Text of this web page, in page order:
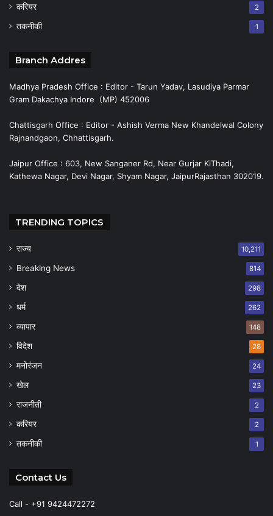
करियर 2
तकनीकी 1
Branch Addres
Madhya Pradesh Office : Editor - Tarun Yadav, Lasudiya Parmar
Gram Dakachya Indore (MP) 452006
Chattisgarh Office : Editor - Ashish Verma New Khandelwal Colony
Rajnandgaon, Chhattisgarh.
Jaipur Office : 603, New Sanganer Rd, Near Gurjar KiThadi,
Kathewa Nagar, Devi Nagar, Shyam Nagar, JaipurRajasthan 302019.
TRENDING TOPICS
राज्य 10,211
Breaking News 814
देश 298
धर्म 262
व्यापार 148
विदेश 28
मनोरंजन 24
खेल 23
राजनीती 2
करियर 2
तकनीकी 1
Contact Us
Call - +91 9424472272